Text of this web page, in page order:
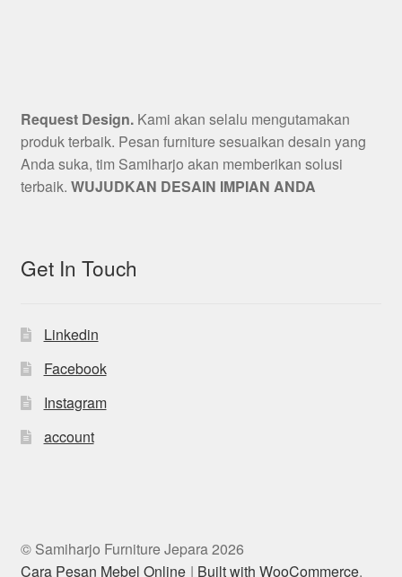
Request Design.Kami akan selalu mengutamakan
produk terbaik. Pesan furniture sesuaikan desain yang
Anda suka, tim Samiharjo akan memberikan solusi
terbaik. WUJUDKAN DESAIN IMPIAN ANDA
Get In Touch
Linkedin
Facebook
Instagram
account
© Samiharjo Furniture Jepara 2026
Cara Pesan Mebel Online
Built with WooCommerce.